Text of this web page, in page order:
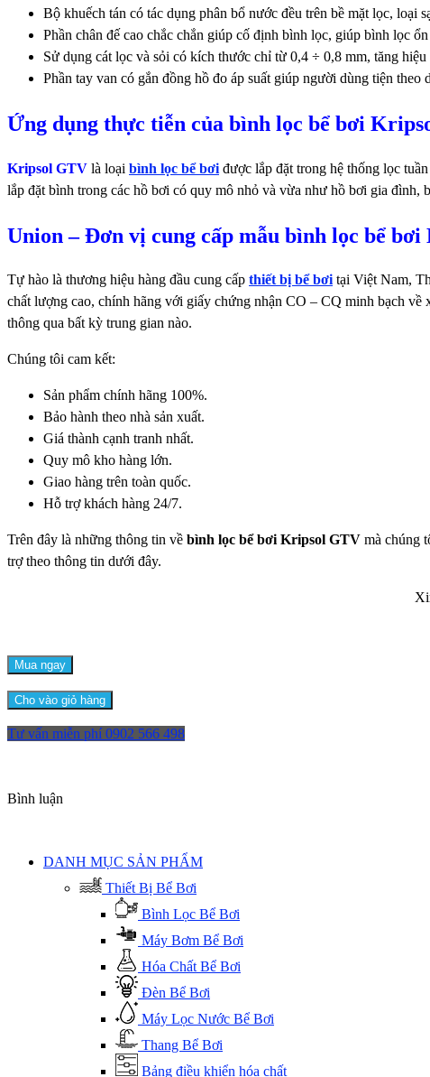
Bộ khuếch tán có tác dụng phân bổ nước đều trên bề mặt lọc, loại
Phần chân đế cao chắc chắn giúp cố định bình lọc, giúp bình lọc
Sử dụng cát lọc và sỏi có kích thước chỉ từ 0,4 ÷ 0,8 mm, tăng hiệu
Phần tay van có gắn đồng hồ đo áp suất giúp người dùng tiện
Ứng dụng thực tiễn của bình lọc bể bơi
Kripsol GTV là loại bình lọc bể bơi được lắp đặt trong hệ thống lọc
lắp đặt bình trong các hồ bơi có quy mô nhỏ và vừa như hồ bơi gia đình,
Union – Đơn vị cung cấp mẫu bình lọc bể
Tự hào là thương hiệu hàng đầu cung cấp thiết bị bể bơitại Việt Nam,
chất lượng cao, chính hãng với giấy chứng nhận CO – CQ minh bạch về
thông qua bất kỳ trung gian nào.
Chúng tôi cam kết:
Sản phẩm chính hãng 100%.
Bảo hành theo nhà sản xuất.
Giá thành cạnh tranh nhất.
Quy mô kho hàng lớn.
Giao hàng trên toàn quốc.
Hỗ trợ khách hàng 24/7.
Trên đây là những thông tin về bình lọc bể bơi Kripsol GTV mà chúng
trợ theo thông tin dưới đây.
Mua ngay
Cho vào giỏ hàng
Tư vấn miễn phí 0902 566 498
Bình luận
DANH MỤC SẢN PHẨM
Thiết Bị Bể Bơi
Bình Lọc Bể Bơi
Máy Bơm Bể Bơi
Hóa Chất Bể Bơi
Đèn Bể Bơi
Máy Lọc Nước Bể Bơi
Thang Bể Bơi
Bảng điều khiển hóa chất